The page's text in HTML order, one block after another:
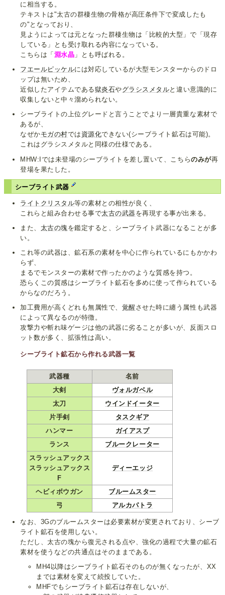
に相当する。
テキストは"太古の群棲生物の骨格が高圧条件下で変成したも
の"となっており、
見ようによっては元となった群棲生物は「比較的大型」で「現存
している」とも受け取れる内容になっている。
こちらは「 淵水晶 」とも呼ばれる。
フエールピッケルには対応しているが大型モンスターからのドロ
ップは無いため、
近似したアイテムである獄炎石やグラシスメタルと違い意識的に
収集しないと中々溜められない。
シーブライトの上位グレードと言うことでより一層貴重な素材で
あるが、
なぜかモガの村では 資源化できない(シーブライト鉱石は可能)。
これはグラシスメタルと同様の仕様である。
MHW:Iでは未登場のシーブライトを差し置いて、こちらのみが再
登場を果たした。
シーブライト武器
ライトクリスタル等の素材との相性が良く、
これらと組み合わせる事で太古の武器 を再現する事が出来る。
また、 太古の塊を鑑定すると、シーブライト武器になることが多
い。
これ等の武器は、鉱石系の素材を中心に作られているにもかかわ
らず、
まるでモンスターの素材で作ったかのような質感を持つ。
恐らくこの質感はシーブライト鉱石を多めに使って作られている
からなのだろう。
加工費用が高くどれも無属性で、 覚醒 させた時に纏う属性も武器
によって異なるのが特徴。
攻撃力や斬れ味ゲージは他の武器に劣ることが多いが、反面スロ
ット数が多く、拡張性は高い。
シーブライト鉱石から作れる武器一覧
武器種
名前
大剣
ヴォルガベル
太刀
ウインドイーター
片手剣
タスクギア
ハンマー
ガイアスプ
ランス
ブルークレーター
スラッシュアックス
スラッシュアックス
F
ディーエッジ
ヘビィボウガン
ブルームスター
弓
アルカパトラ
なお、3Gのブルームスターは必要素材が変更されており、シーブ
ライト鉱石を使用しない。
ただし、太古の塊から復元される点や、強化の過程で大量の鉱石
素材を使うなどの共通点はそのままである。
MH4以降はシーブライト鉱石そのものが無くなったが、XX
までは素材を変えて続投していた。
MHFでもシーブライト鉱石は存在しないが、